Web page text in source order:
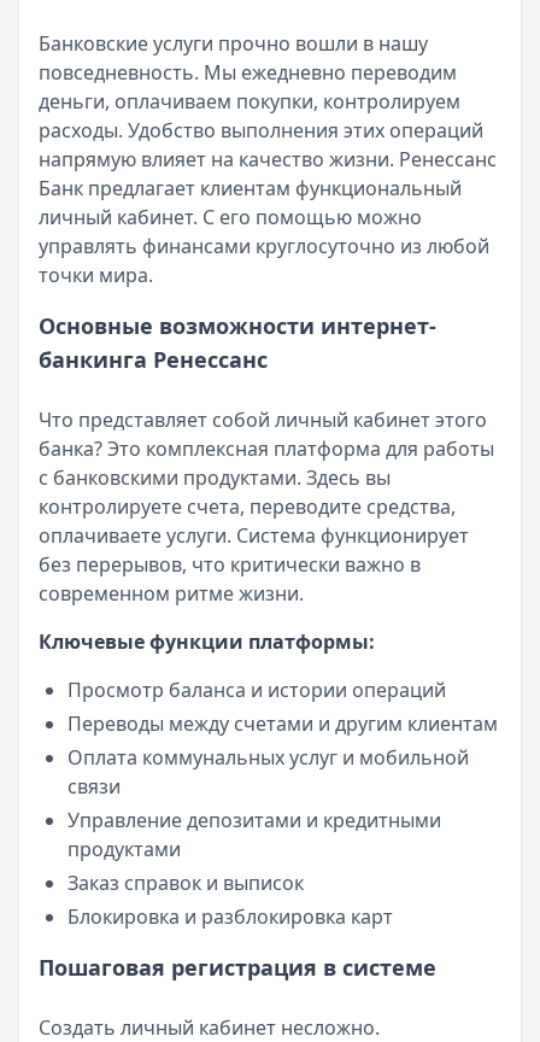
Банковские услуги прочно вошли в нашу
повседневность. Мы ежедневно переводим
деньги, оплачиваем покупки, контролируем
расходы. Удобство выполнения этих операций
напрямую влияет на качество жизни. Ренессанс
Банк предлагает клиентам функциональный
личный кабинет. С его помощью можно
управлять финансами круглосуточно из любой
точки мира.
Основные возможности интернет-
банкинга Ренессанс
Что представляет собой личный кабинет этого
банка? Это комплексная платформа для работы
с банковскими продуктами. Здесь вы
контролируете счета, переводите средства,
оплачиваете услуги. Система функционирует
без перерывов, что критически важно в
современном ритме жизни.
Ключевые функции платформы:
Просмотр баланса и истории операций
Переводы между счетами и другим клиентам
Оплата коммунальных услуг и мобильной
связи
Управление депозитами и кредитными
продуктами
Заказ справок и выписок
Блокировка и разблокировка карт
Пошаговая регистрация в системе
Создать личный кабинет несложно.